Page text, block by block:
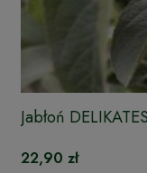
Jabłoń DELIKATES
22,90 zł